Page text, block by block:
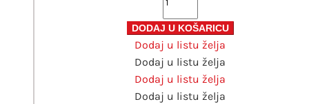
plosnati
8
količina
DODAJ U KOŠARICU
Dodaj u listu želja
Dodaj u listu želja
Dodaj u listu želja
Dodaj u listu želja